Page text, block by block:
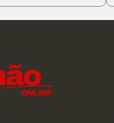
116,75 €
through